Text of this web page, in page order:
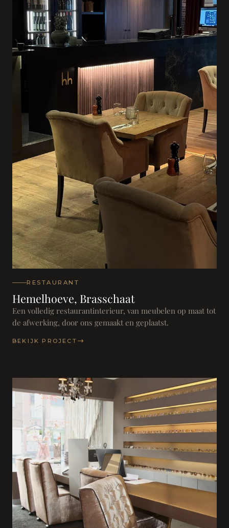
RESTAURANT
Hemelhoeve, Brasschaat
Een volledig restaurantinterieur, van meubelen op maat tot
de afwerking, door ons gemaakt en geplaatst.
BEKIJK PROJECT